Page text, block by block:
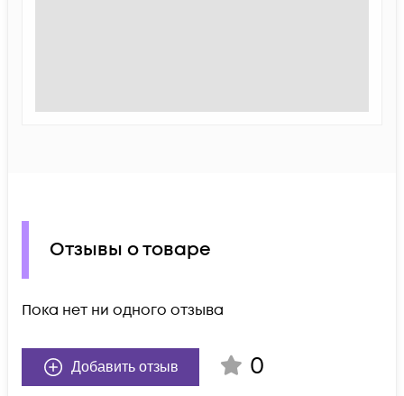
Отзывы о товаре
Пока нет ни одного отзыва
Добавить отзыв 0